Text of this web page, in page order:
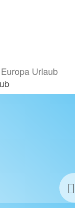
Europa Urlaub